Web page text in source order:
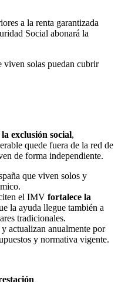
a la renta garantizada
Social abonará la
viven solas puedan cubrir
exclusión social,
quede fuera de la red de
de forma independiente.
que viven solos y
el IMV fortalece la
la ayuda llegue también a
tradicionales.
actualizan anualmente por
y normativa vigente.